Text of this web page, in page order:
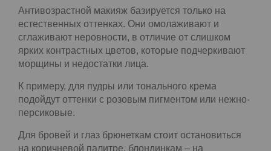
выравнивания цвета лица.
первоначально увлажнить, дать крему впитаться,
остатки средства снять салфеткой.
Шаг четвертый. Примеряем цвет
Антивозрастной макияж базируется только на
естественных оттенках. Они омолаживают и
сглаживают неровности, в отличие от слишком
ярких контрастных цветов, которые